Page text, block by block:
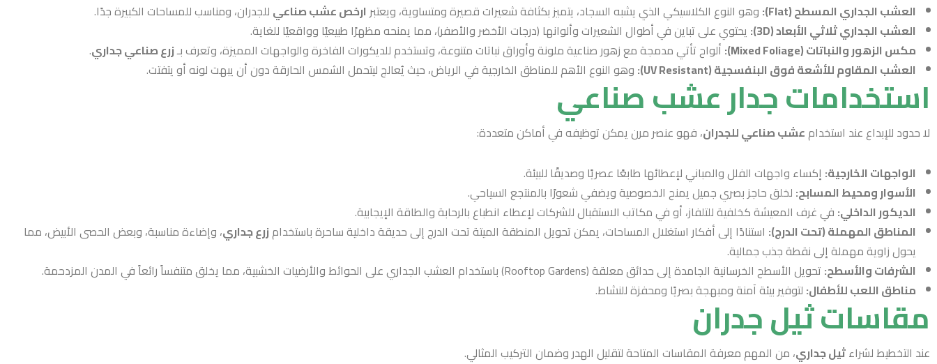
العشب الجداري المسطح (Flat):
وهو النوع الكلاسيكي الذي يشبه السجاد، يتميز بكثافة شعيرات قصيرة ومتساوية، ويعتبرارخص عشب صناعي للجدران، ومناسب للمساحات الكبيرة جدًا.
العشب الجداري ثلاثي الأبعاد (3D):
يحتوي على تباين في أطوال الشعيرات وألوانها (درجات الأخضر والأصفر)، مما يمنحه مظهرًا طبيعيًا وواقعيًا للغاية.
مكس الزهور والنباتات (Mixed Foliage):
ألواح تأتي مدمجة مع زهور صناعية ملونة وأوراق نباتات متنوعة، وتستخدم للديكورات الفاخرة والواجهات المميزة، وتعرف بـزرع صناعي جداري.
العشب المقاوم للأشعة فوق البنفسجية (UV Resistant):
وهو النوع الأهم للمناطق الخارجية في الرياض، حيث يُعالج ليتحمل الشمس الحارقة دون أن يبهت لونه أو يتفتت.استخدامات جدار عشب صناعي
لا حدود للإبداع عند استخدامعشب صناعي للجدران، فهو عنصر مرن يمكن توظيفه في أماكن متعددة:
الواجهات الخارجية: إكساء واجهات الفلل والمباني لإعطائها طابعًا عصريًا وصديقًا للبيئة.
الأسوار ومحيط المسابح: لخلق حاجز بصري جميل يمنح الخصوصية ويضفي شعورًا بالمنتجع السياحي.
الديكور الداخلي: في غرف المعيشة كخلفية للتلفاز، أو في مكاتب الاستقبال للشركات لإعطاء انطباع بالرحابة والطاقة الإيجابية.
المناطق المهملة (تحت الدرج): استنادًا إلى أفكار استغلال المساحات، يمكن تحويل المنطقة الميتة تحت الدرج إلى حديقة داخلية ساحرة باستخدامزرع جداري، وإضاءة مناسبة، وبعض الحصى الأبيض، مما
يحول زاوية مهملة إلى نقطة جذب جمالية.
الشرفات والأسطح: تحويل الأسطح الخرسانية الجامدة إلى حدائق معلقة (Rooftop Gardens) باستخدام العشب الجداري على الحوائط والأرضيات الخشبية، مما يخلق متنفساً رائعاً في المدن المزدحمة.
مناطق اللعب للأطفال: لتوفير بيئة آمنة ومبهجة بصريًا ومحفزة للنشاط.
مقاسات ثيل جدران
عند التخطيط لشراءثيل جداري، من المهم معرفة المقاسات المتاحة لتقليل الهدر وضمان التركيب المثالي.